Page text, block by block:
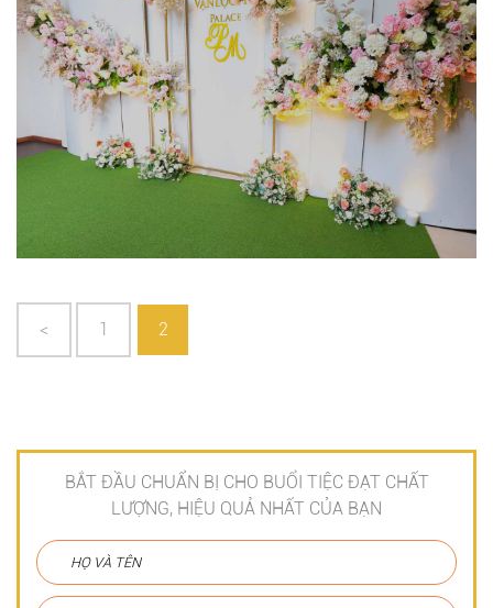
< 1 2
BẮT ĐẦU CHUẨN BỊ CHO BUỔI TIỆC ĐẠT CHẤT
LƯỢNG, HIỆU QUẢ NHẤT CỦA BẠN